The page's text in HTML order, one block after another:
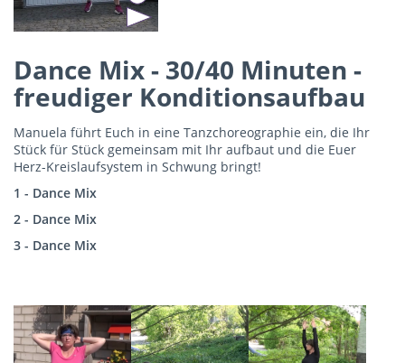
Dance Mix - 30/40 Minuten -
freudiger Konditionsaufbau
Manuela führt Euch in eine Tanzchoreographie ein, die Ihr
Stück für Stück gemeinsam mit Ihr aufbaut und die Euer
Herz-Kreislaufsystem in Schwung bringt!
1 - Dance Mix
2 - Dance Mix
3 - Dance Mix